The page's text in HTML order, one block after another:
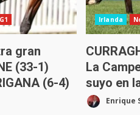
gran
(33-1)
(6-4)
Irlanda
La
suyo en
Enrique